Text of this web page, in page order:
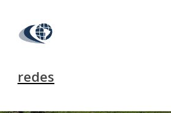
redes